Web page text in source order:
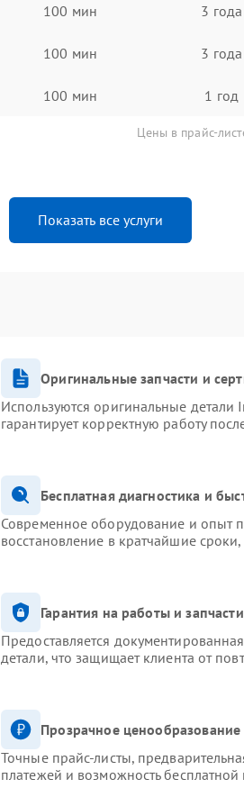
100 мин 3 года
100 мин 3 года
100 мин 1 год
Цены в прайс-
Показать все услуги
Оригинальные запчасти и
Используются оригинальные
гарантирует корректную работу
Бесплатная диагностика и
Современное оборудование и опыт
восстановление в кратчайшие
Гарантия на работы и запчасти
Предоставляется
детали, что защищает клиента от
Прозрачное ценообразование
Точные прайс-листы,
платежей и возможность